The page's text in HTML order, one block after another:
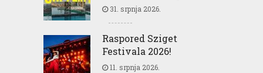
31. srpnja 2026.
Raspored Sziget
Festivala 2026!
11. srpnja 2026.